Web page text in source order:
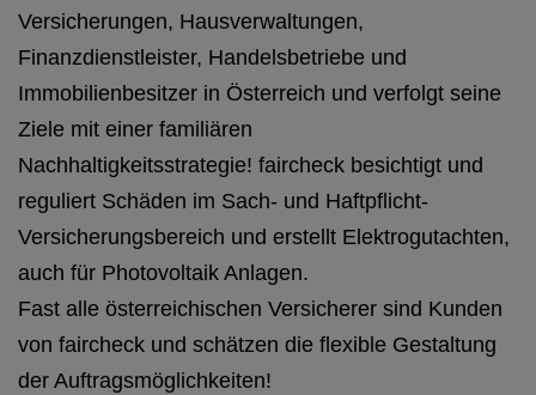
Versicherungen, Hausverwaltungen,
Finanzdienstleister, Handelsbetriebe und
Immobilienbesitzer in Österreich und verfolgt seine
Ziele mit einer familiären
Nachhaltigkeitsstrategie! faircheck besichtigt und
reguliert Schäden im Sach- und Haftpflicht-
Versicherungsbereich und erstellt Elektrogutachten,
auch für Photovoltaik Anlagen.
Fast alle österreichischen Versicherer sind Kunden
von faircheck und schätzen die flexible Gestaltung
der Auftragsmöglichkeiten!